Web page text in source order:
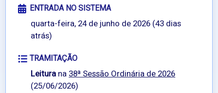
ENTRADA NO SISTEMA
quarta-feira, 24 de junho de 2026 (43 dias
atrás)
TRAMITAÇÃO
Leitura na38ª Sessão Ordinária de 2026
(25/06/2026)